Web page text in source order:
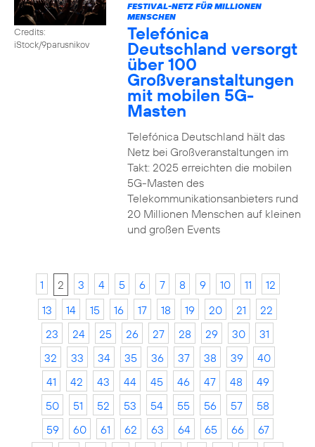
Credits:
iStock/9parusnikov
FESTIVAL-NETZ FÜR MILLIONEN
MENSCHEN
Telefónica
Deutschland versorgt
über 100
Großveranstaltungen
mit mobilen 5G-
Masten
Telefónica Deutschland hält das
Netz bei Großveranstaltungen im
Takt: 2025 erreichten die mobilen
5G-Masten des
Telekommunikationsanbieters rund
20 Millionen Menschen auf kleinen
und großen Events
1 2 3 4 5 6 7 8 9 10 11
12
13
14 15 16 17 18 19 20 21
22
23
24 25 26 27 28 29 30
31
32
33 34 35 36 37 38 39
40
41
42 43 44 45 46 47 48
49
50
51 52 53 54 55 56 57
58
59
60 61 62 63 64 65 66
67